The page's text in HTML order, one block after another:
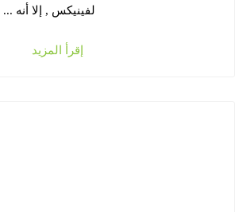
لفينيكس , إلا أنه ...
إقرأ المزيد